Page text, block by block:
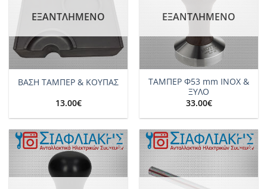
ΕΞΑΝΤΛΗΜΈΝΟ
ΒΑΣΗ ΤΑΜΠΕΡ & ΚΟΥΠΑΣ
13.00€
ΕΞΑΝΤΛΗΜΈΝΟ
ΤΑΜΠΕΡ Φ53 mm ΙΝΟΧ &
ΞΥΛΟ
33.00€
Add to
wishlist
Add to
wishlist